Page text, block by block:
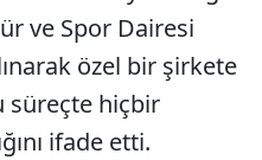
ve Spor Dairesi
özel bir şirkete
süreçte hiçbir
ifade etti.